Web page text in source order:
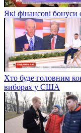
Які фінансові бонуси
Хто буде головним
виборах у США